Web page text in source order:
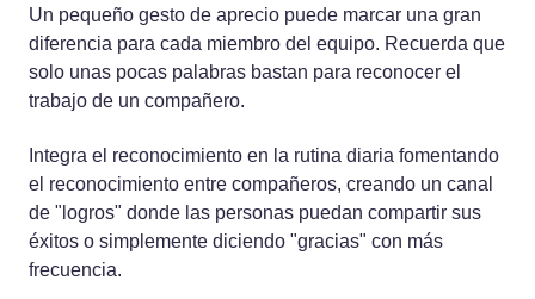
Un pequeño gesto de aprecio puede marcar una gran
diferencia para cada miembro del equipo. Recuerda que
solo unas pocas palabras bastan para reconocer el
trabajo de un compañero.
Integra el reconocimiento en la rutina diaria fomentando
el reconocimiento entre compañeros, creando un canal
de "logros" donde las personas puedan compartir sus
éxitos o simplemente diciendo "gracias" con más
frecuencia.